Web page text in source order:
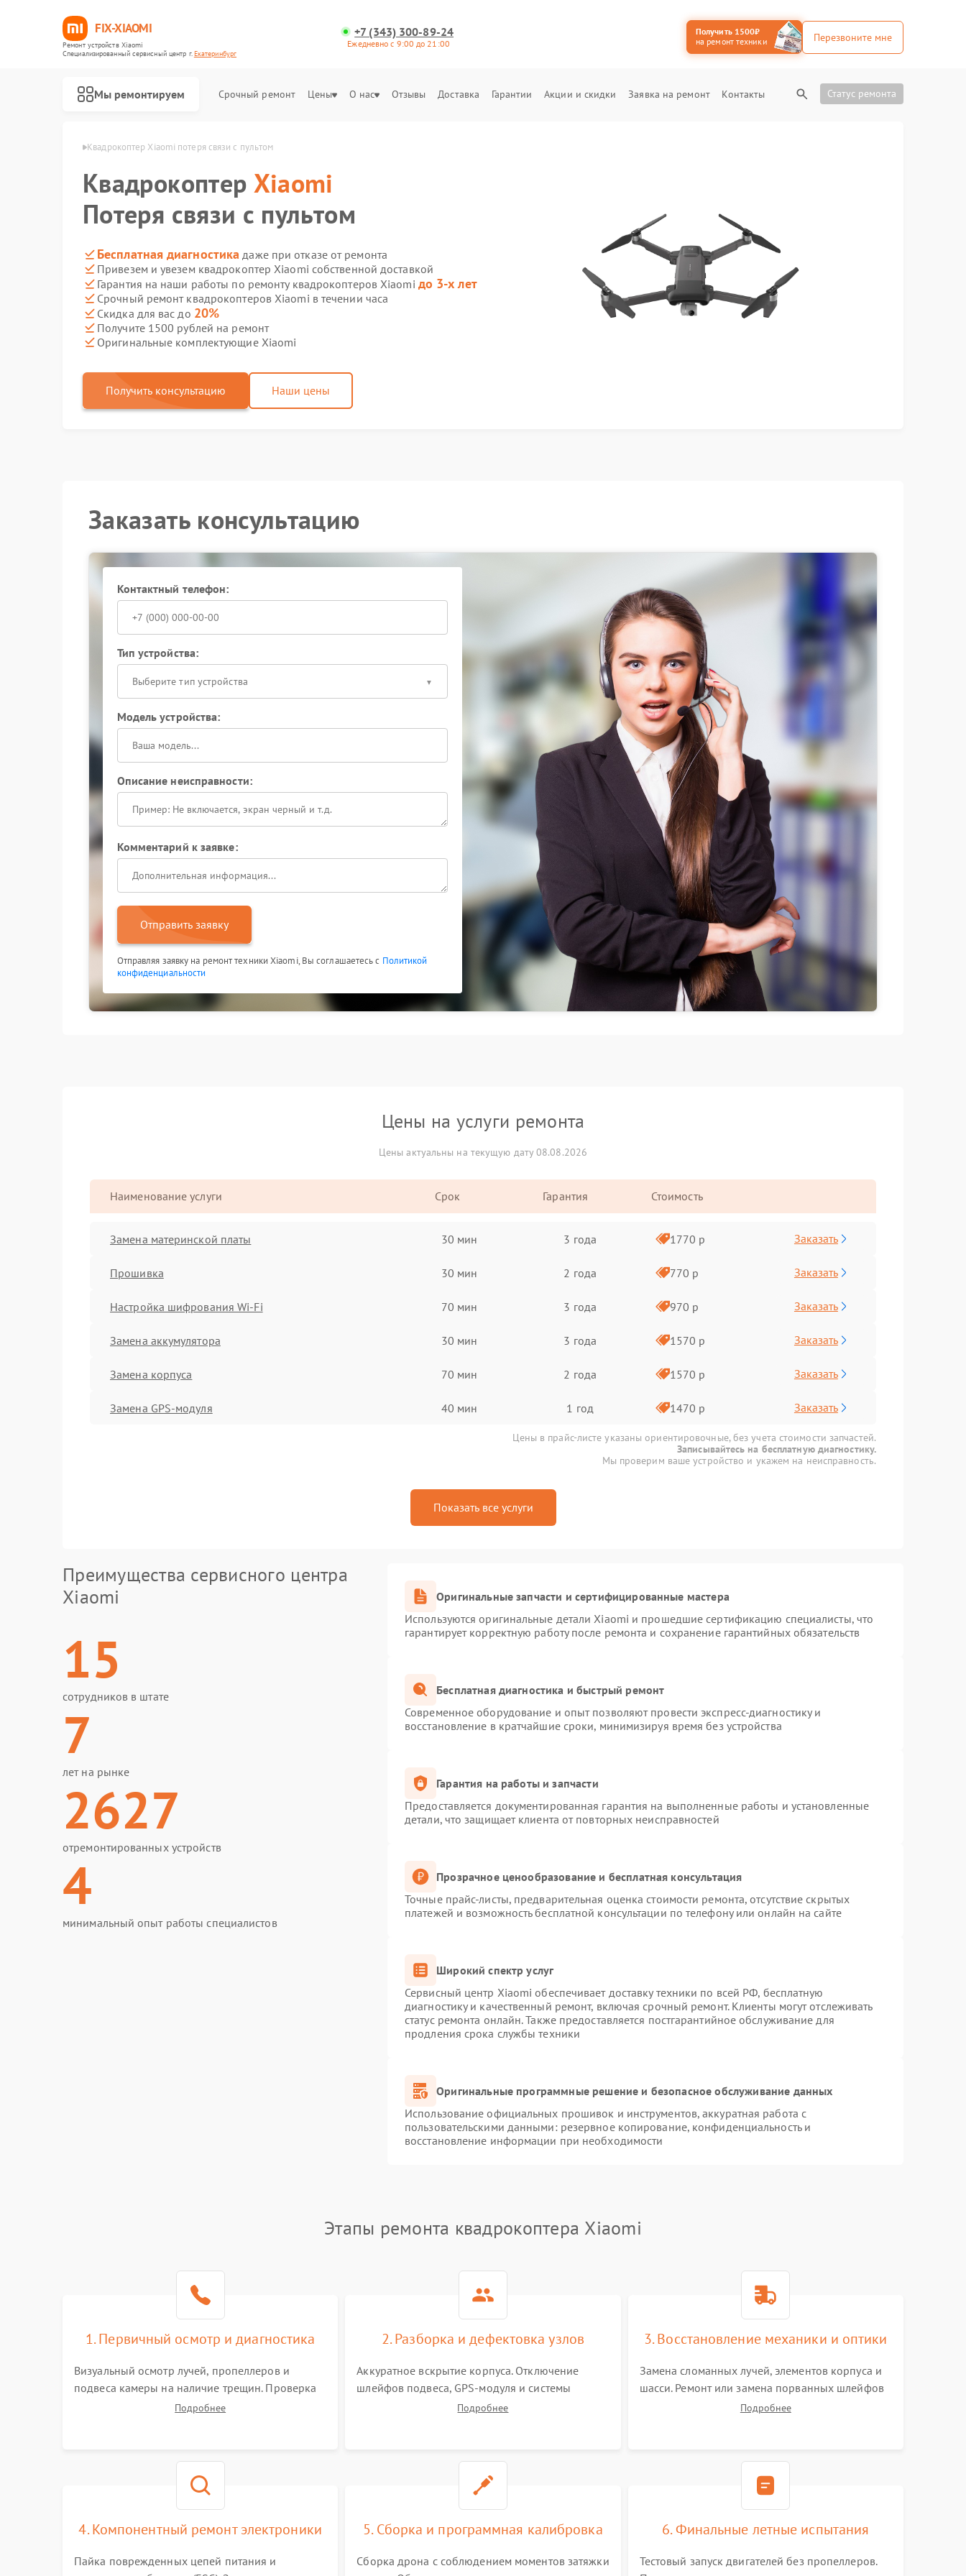
FIX-XIAOMI
Ремонт устройств Xiaomi
Специализированный cервисный центр г.Екатеринбург
+7 (343) 300-89-24
Ежедневно с 9:00 до 21:00
Получить 1500₽
на ремонт техники
Перезвоните мне
Мы ремонтируем Срочный ремонт Цены О нас Отзывы Доставка Гарантии Акции и скидки Заявка на ремонт Контакты Статус ремонта
в Екатеринбурге Квадрокоптер Xiaomi потеря связи с пультом
Квадрокоптер Xiaomi
Потеря связи с пультом
Бесплатная диагностика даже при отказе от ремонта
Привезем и увезем квадрокоптер Xiaomi собственной доставкой
Гарантия на наши работы по ремонту квадрокоптеров Xiaomi до 3-х лет
Срочный ремонт квадрокоптеров Xiaomi в течении часа
Скидка для вас до 20%
Получите 1500 рублей на ремонт
Оригинальные комплектующие Xiaomi
Получить консультацию Наши цены
Заказать консультацию
Контактный телефон:
Тип устройства:
Выберите тип устройства
Модель устройства:
Описание неисправности:
Комментарий к заявке:
Отправить заявку
Отправляя заявку на ремонт техники Xiaomi, Вы соглашаетесь с Политикой
конфиденциальности
Цены на услуги ремонта
Цены актуальны на текущую дату 08.08.2026
Наименование услуги Срок Гарантия Стоимость
Замена материнской платы 30 мин 3 года 1770 р Заказать
Прошивка 30 мин 2 года 770 р Заказать
Настройка шифрования Wi-Fi 70 мин 3 года 970 р Заказать
Замена аккумулятора 30 мин 3 года 1570 р Заказать
Замена корпуса 70 мин 2 года 1570 р Заказать
Замена GPS-модуля 40 мин 1 год 1470 р Заказать
Цены в прайс-листе указаны ориентировочные, без учета стоимости запчастей.
Записывайтесь на бесплатную диагностику.
Мы проверим ваше устройство и укажем на неисправность.
Показать все услуги
Преимущества сервисного центра
Xiaomi
15
сотрудников в штате
7
лет на рынке
2627
отремонтированных устройств
4
минимальный опыт работы специалистов
Оригинальные запчасти и сертифицированные мастера
Используются оригинальные детали Xiaomi и прошедшие сертификацию специалисты, что
гарантирует корректную работу после ремонта и сохранение гарантийных обязательств
Бесплатная диагностика и быстрый ремонт
Современное оборудование и опыт позволяют провести экспресс-диагностику и
восстановление в кратчайшие сроки, минимизируя время без устройства
Гарантия на работы и запчасти
Предоставляется документированная гарантия на выполненные работы и установленные
детали, что защищает клиента от повторных неисправностей
Прозрачное ценообразование и бесплатная консультация
Точные прайс-листы, предварительная оценка стоимости ремонта, отсутствие скрытых
платежей и возможность бесплатной консультации по телефону или онлайн на сайте
Широкий спектр услуг
Сервисный центр Xiaomi обеспечивает доставку техники по всей РФ, бесплатную
диагностику и качественный ремонт, включая срочный ремонт. Клиенты могут отслеживать
статус ремонта онлайн. Также предоставляется постгарантийное обслуживание для
продления срока службы техники
Оригинальные программные решение и безопасное обслуживание данных
Использование официальных прошивок и инструментов, аккуратная работа с
пользовательскими данными: резервное копирование, конфиденциальность и
восстановление информации при необходимости
Этапы ремонта квадрокоптера Xiaomi
1. Первичный осмотр и диагностика
Визуальный осмотр лучей, пропеллеров и
подвеса камеры на наличие трещин. Проверка
включения, связи с пультом ДУ и передачи
Подробнее
2. Разборка и дефектовка узлов
Аккуратное вскрытие корпуса. Отключение
шлейфов подвеса, GPS-модуля и системы
визуального позиционирования. Проверка
Подробнее
3. Восстановление механики и оптики
Замена сломанных лучей, элементов корпуса и
шасси. Ремонт или замена порванных шлейфов
и демпферов трехосевого подвеса камеры.
Подробнее
4. Компонентный ремонт электроники
Пайка поврежденных цепей питания и
5. Сборка и программная калибровка
Сборка дрона с соблюдением моментов затяжки
6. Финальные летные испытания
Тестовый запуск двигателей без пропеллеров.